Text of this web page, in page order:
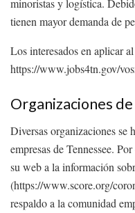
minoristas y logística.
tienen mayor demanda de
Los interesados en aplicar
https://www.jobs4tn.gov/
Organizaciones
Diversas organizaciones se
empresas de Tennessee.
su web a la información
(https://www.score.org/
respaldo a la comunidad